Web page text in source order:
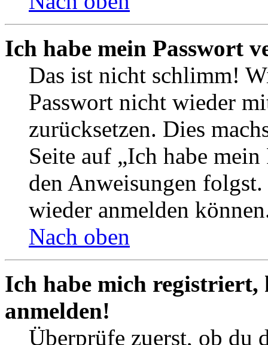
Ich habe mein Passwort
Das ist nicht schlimm!
Passwort nicht wieder
zurücksetzen. Dies
Seite auf „Ich habe
den Anweisungen
wieder anmelden
Nach oben
Ich habe mich
anmelden!
Überprüfe zuerst, ob du